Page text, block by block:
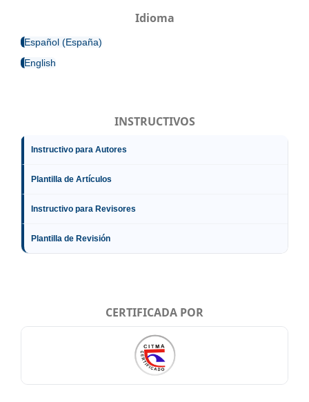
Idioma
Español (España)
English
INSTRUCTIVOS
Instructivo para Autores
Plantilla de Artículos
Instructivo para Revisores
Plantilla de Revisión
CERTIFICADA POR